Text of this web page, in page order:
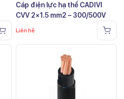
Cáp điện lực hạ thế CADIVI
CVV 2×1.5 mm2 – 300/500V
Liên hệ